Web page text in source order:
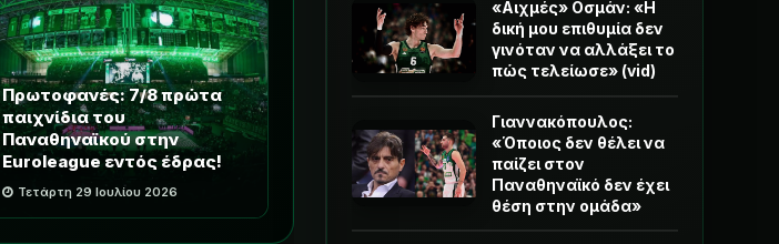
Πρωτοφανές: 7/8 πρώτα
παιχνίδια του
Παναθηναϊκού στην
Euroleague εντός έδρας!
Τετάρτη 29 Ιουλίου 2026
«Αιχμές» Οσμάν: «Η
δική μου επιθυμία δεν
γινόταν να αλλάξει το
πώς τελείωσε» (vid)
Γιαννακόπουλος:
«Όποιος δεν θέλει να
παίζει στον
Παναθηναϊκό δεν έχει
θέση στην ομάδα»